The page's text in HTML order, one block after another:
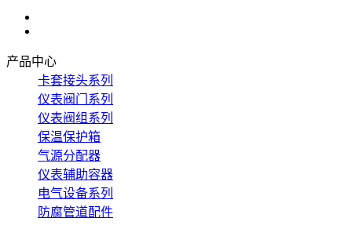
产品中心
卡套接头系列
仪表阀门系列
仪表阀组系列
保温保护箱
气源分配器
仪表辅助容器
电气设备系列
防腐管道配件